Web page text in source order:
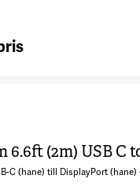
C (hane) till DisplayPort